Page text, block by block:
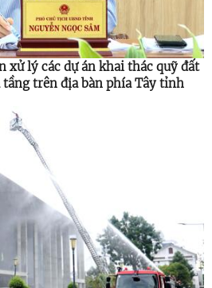
xử lý các dự án khai thác quỹ đất
trên địa bàn phía Tây tỉnh